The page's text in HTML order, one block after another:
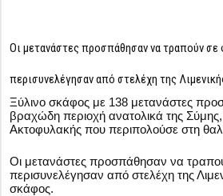
Οι μετανάστες προσπάθησαν να τραπούν
περισυνελέγησαν από στελέχη της
Ξύλινο σκάφος με 138 μετανάστες
βραχώδη περιοχή ανατολικά της
Ακτοφυλακής που περιπολούσε στη
Οι μετανάστες προσπάθησαν να
περισυνελέγησαν από στελέχη της
σκάφος.